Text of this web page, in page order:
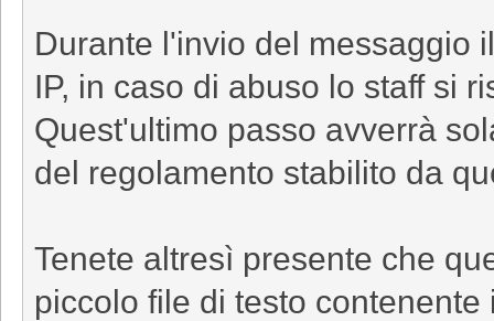
Durante l'invio del messaggio
IP, in caso di abuso lo staff si
Quest'ultimo passo avverrà
del regolamento stabilito da
Tenete altresì presente che
piccolo file di testo